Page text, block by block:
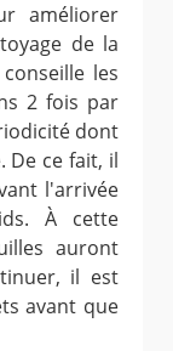
améliorer
de la
les
2 fois par
dont
De ce fait, il
l'arrivée
À cette
auront
il est
avant que